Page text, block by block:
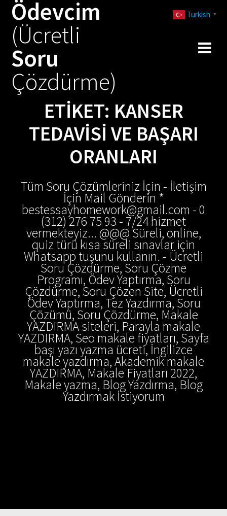
Ödevcim
(Ücretli
Soru
Çözdürme)
ETIKET: KANSER
TEDAVISI VE BAŞARI
ORANLARI
Tüm Soru Çözümleriniz İçin - İletişim
İçin Mail Gönderin *
bestessayhomework@gmail.com - 0
(312) 276 75 93 - 7/24 hizmet
vermekteyiz... @@@ Süreli, online,
quiz türü kısa süreli sınavlar için
Whatsapp tuşunu kullanın. - Ücretli
Soru Çözdürme, Soru Çözme
Programı, Ödev Yaptırma, Soru
Çözdürme, Soru Çözen Site, Ücretli
Ödev Yaptırma, Tez Yazdırma, Soru
Çözümü, Soru Çözdürme, Makale
YAZDIRMA siteleri, Parayla makale
YAZDIRMA, Seo makale fiyatları, Sayfa
başı yazı yazma ücreti, İngilizce
makale yazdırma, Akademik makale
YAZDIRMA, Makale Fiyatları 2022,
Makale yazma, Blog Yazdırma, Blog
Yazdırmak İstiyorum
Turkish ▼